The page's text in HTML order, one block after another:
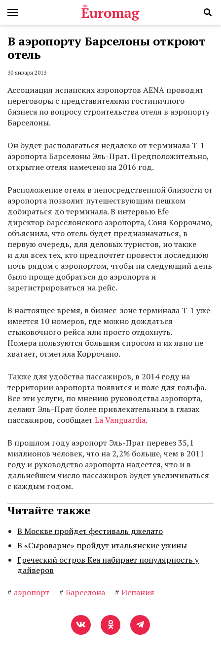
В аэропорту Барселоны откроют
отель
30 января 2013
Ассоциация испанских аэропортов AENA проводит
переговоры с представителями гостиничного
бизнеса по вопросу строительства отеля в аэропорту
Барселоны.
Он будет располагаться недалеко от терминала T-1
аэропорта Барселоны Эль-Прат. Предположительно,
открытие отеля намечено на 2016 год.
Расположение отеля в непосредственной близости от
аэропорта позволит путешествующим пешком
добираться до терминала. В интервью Efe
директор барселонского аэропорта, Соня Коррочано,
объяснила, что отель будет предназначаться, в
первую очередь, для деловых туристов, но также
и для всех тех, кто предпочтет провести последнюю
ночь рядом с аэропортом, чтобы на следующий день
было проще добраться до аэропорта и
зарегистрироваться на рейс.
В настоящее время, в бизнес-зоне терминала T-1 уже
имеется 10 номеров, где можно дождаться
стыковочного рейса или просто отдохнуть.
Номера пользуются большим спросом и их явно не
хватает, отметила Коррочано.
Также для удобства пассажиров, в 2014 году на
территории аэропорта появится и поле для гольфа.
Все эти услуги, по мнению руководства аэропорта,
делают Эль-Прат более привлекательным в глазах
пассажиров, сообщает La Vanguardia.
В прошлом году аэропорт Эль-Прат перевез 35,1
миллионов человек, что на 2,2% больше, чем в 2011
году и руководство аэропорта надеется, что и в
дальнейшем число пассажиров будет увеличиваться
с каждым годом.
Читайте также
В Москве пройдет фестиваль джелато
В «Сыроварне» пройдут итальянские ужины
Греческий остров Кеа набирает популярность у
дайверов
# аэропорт # Барселона # Испания